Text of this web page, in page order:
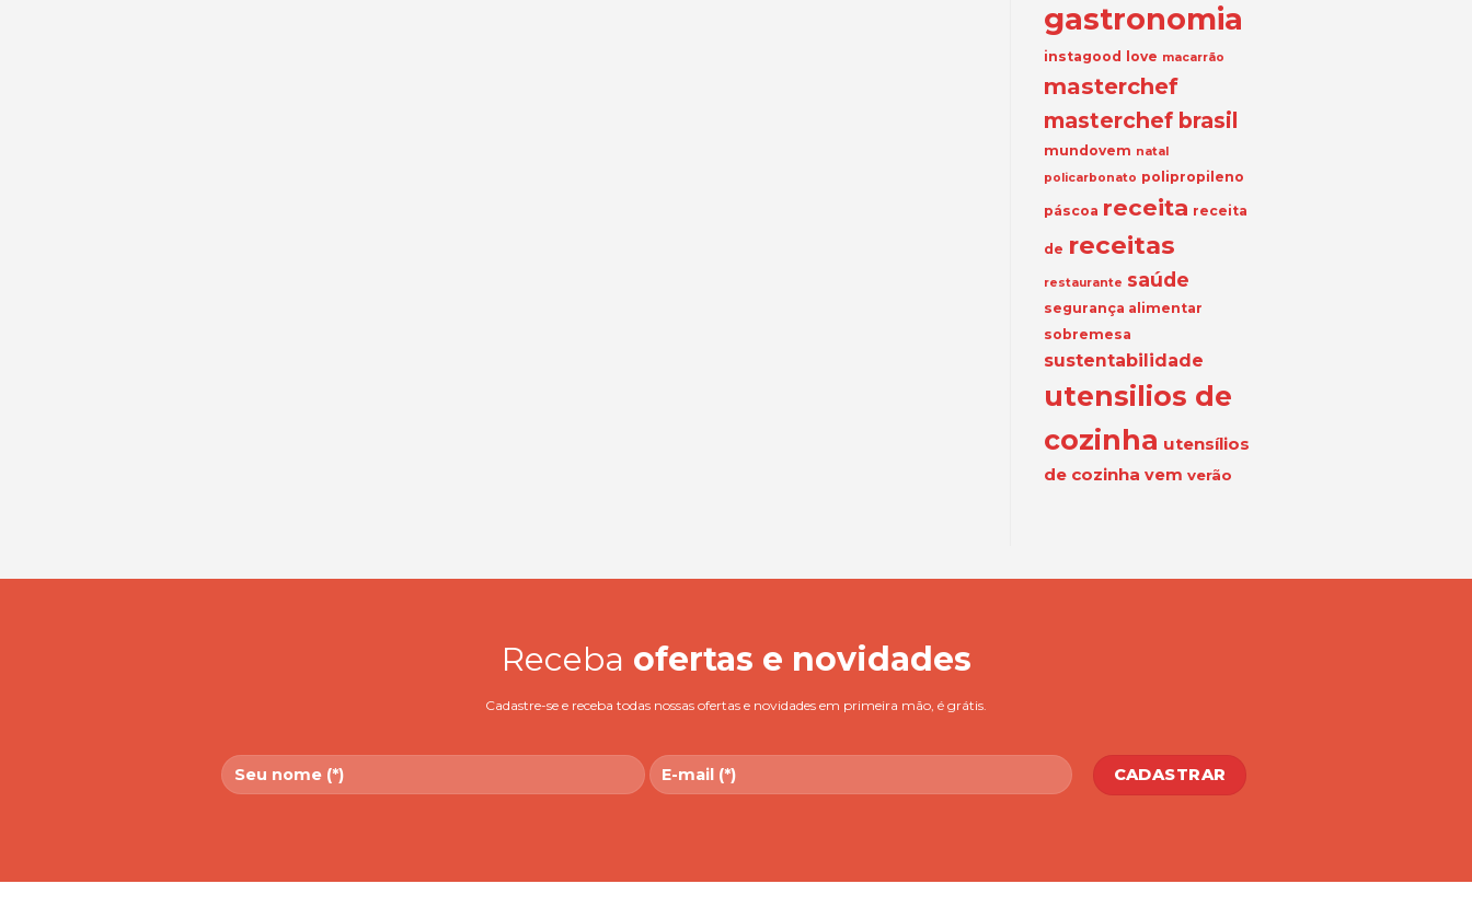
gastronomia
instagood love macarrão
masterchef
masterchef brasil
mundovem natal
policarbonato polipropileno
páscoa receita receita
de receitas
restaurante saúde
segurança alimentar
sobremesa
sustentabilidade
utensilios de
cozinha utensílios
de cozinha vem verão
Receba ofertas e novidades
Cadastre-se e receba todas nossas ofertas e novidades em primeira mão, é grátis.